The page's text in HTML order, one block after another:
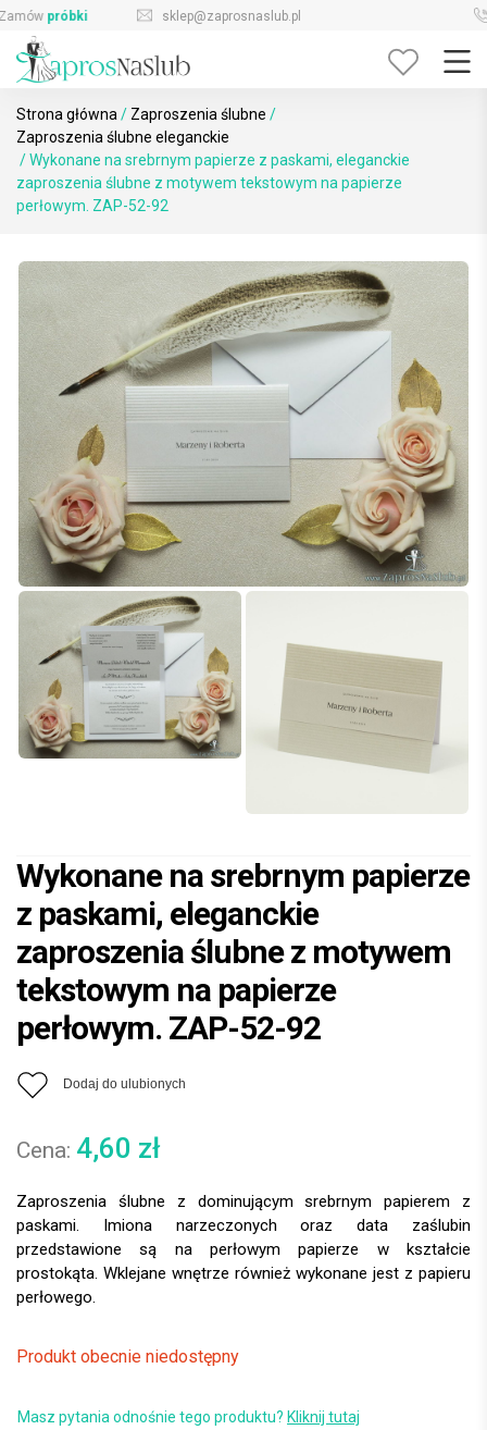
Skip
content
sklep@zaprosnaslub.pl
Strona główna / Zaproszenia ślubne /
Zaproszenia ślubne eleganckie
/ Wykonane na srebrnym papierze z paskami, eleganckie
zaproszenia ślubne z motywem tekstowym na papierze
perłowym. ZAP-52-92
Wykonane na srebrnym papierze
z paskami, eleganckie
zaproszenia ślubne z motywem
tekstowym na papierze
perłowym. ZAP-52-92
Dodaj do ulubionych
4,60 zł
Zaproszenia ślubne z dominującym srebrnym papierem z
paskami. Imiona narzeczonych oraz data zaślubin
przedstawione są na perłowym papierze w kształcie
prostokąta. Wklejane wnętrze również wykonane jest z papieru
perłowego.
Produkt obecnie niedostępny
Masz pytania odnośnie tego produktu? Kliknij tutaj